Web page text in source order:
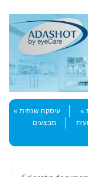
עיסקה שנתית
מבצעים